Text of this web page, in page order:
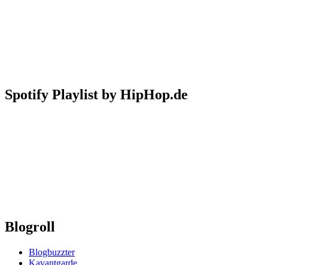
Spotify Playlist by HipHop.de
Blogroll
Blogbuzzter
Kavantgarde